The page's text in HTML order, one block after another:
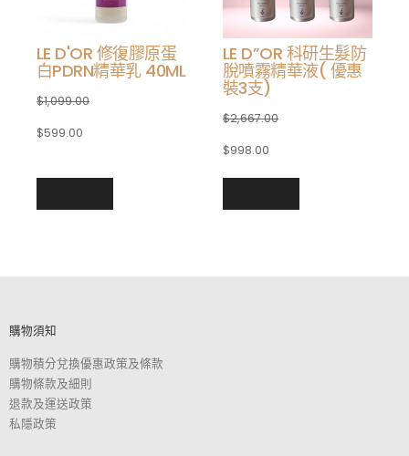
LE D'OR 修復膠原蛋
白PDRN精華乳 40ML
$1,099.00
$599.00
LE D”OR 科研生髮防
脫噴霧精華液( 優惠
裝3支)
$2,667.00
$998.00
購物須知
購物積分兌換優惠政策及條款
購物條款及細則
退款及運送政策
私隱政策